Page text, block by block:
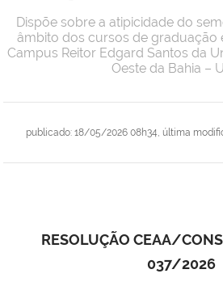
publicado: 18/05/2026 08h34 última
Dispõe sobre a atipicidade do
âmbito dos cursos de graduação
Campus Reitor Edgard Santos da
Oeste da Bahia –
RESOLUÇÃO CEAA/
037/2026